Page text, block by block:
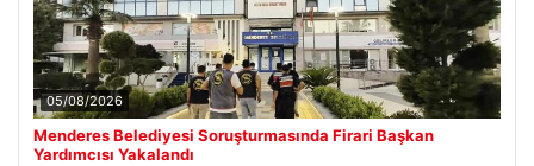
05/08/2026
Menderes Belediyesi Soruşturmasında Firari Başkan
Yardımcısı Yakalandı